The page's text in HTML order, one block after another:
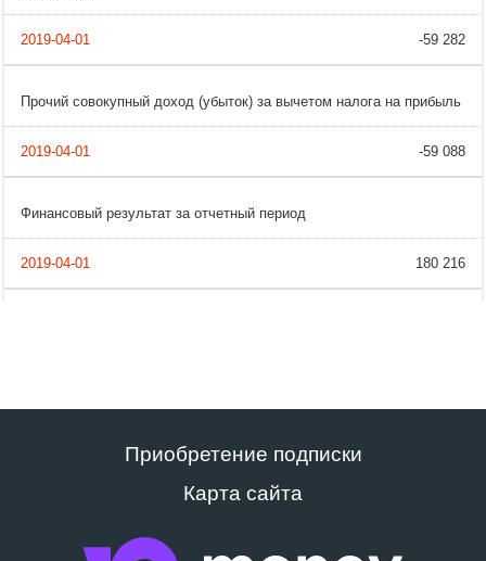
-59 282
Прочий совокупный доход (убыток) за вычетом налога на прибыль
-59 088
Финансовый результат за отчетный период
180 216
Приобретение подписки
Карта сайта